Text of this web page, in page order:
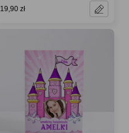
19,90 zł